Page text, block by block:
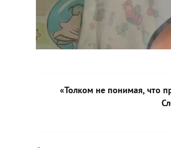
«Толком не понимая, что